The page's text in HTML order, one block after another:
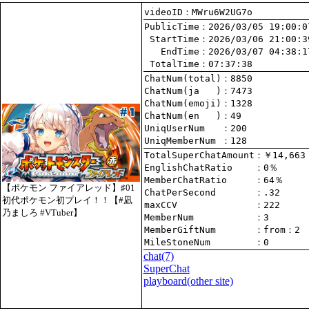
【ポケモン ファイアレッド】♯01
初代ポケモン初プレイ！！【#凪
乃ましろ #VTuber】
videoID：MWru6W2UG7o
PublicTime
StartTime
   EndTime
TotalTime ：07:37:38
ChatNum(total)
ChatNum(ja   )
ChatNum(emoji)
ChatNum(en   )
UniqUserNum
：200
UniqMemberNum
：128
TotalSuperChatAmount
EnglishChatRatio
MemberChatRatio
ChatPerSecond
maxCCV
：222
MemberNum
：3
MemberGiftNum
： from ：2
MileStoneNum
：0
chat(7)
SuperChat
playboard(other site)